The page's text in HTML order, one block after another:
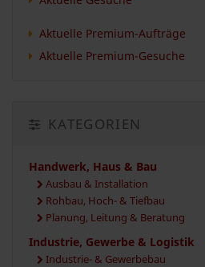
Aktuelle Premium-Aufträge
Aktuelle Premium-Gesuche
KATEGORIEN
Handwerk, Haus & Bau
Ausbau & Installation
Rohbau, Hoch- & Tiefbau
Planung, Leitung & Beratung
Industrie, Gewerbe & Logistik
Industrie- & Gewerbebau